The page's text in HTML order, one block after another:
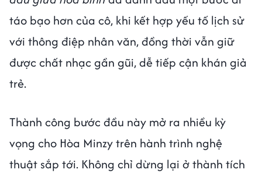
táo bạo hơn của cô, khi kết hợp yếu tố lịch sử
với thông điệp nhân văn, đồng thời vẫn giữ
được chất nhạc gần gũi, dễ tiếp cận khán giả
trẻ.
Thành công bước đầu này mở ra nhiều kỳ
vọng cho Hòa Minzy trên hành trình nghệ
thuật sắp tới. Không chỉ dừng lại ở thành tích